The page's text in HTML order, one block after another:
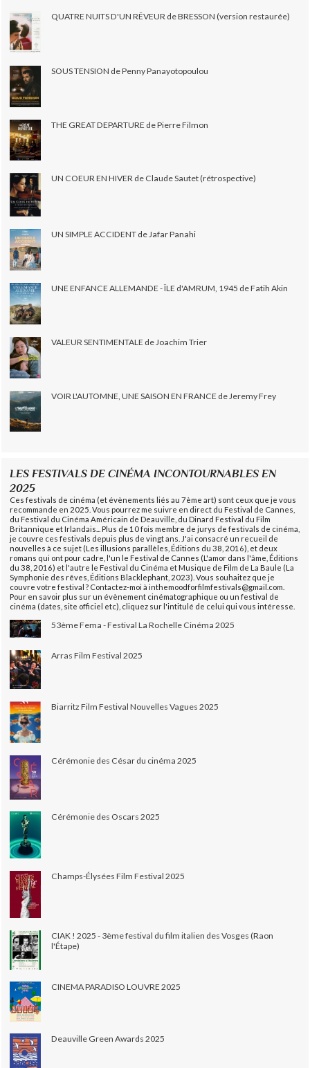
QUATRE NUITS D'UN RÊVEUR de BRESSON (version restaurée)
SOUS TENSION de Penny Panayotopoulou
THE GREAT DEPARTURE de Pierre Filmon
UN COEUR EN HIVER de Claude Sautet (rétrospective)
UN SIMPLE ACCIDENT de Jafar Panahi
UNE ENFANCE ALLEMANDE - ÎLE d'AMRUM, 1945 de Fatih Akin
VALEUR SENTIMENTALE de Joachim Trier
VOIR L'AUTOMNE, UNE SAISON EN FRANCE de Jeremy Frey
LES FESTIVALS DE CINÉMA INCONTOURNABLES EN
2025
Ces festivals de cinéma (et évènements liés au 7ème art) sont ceux que je vous
recommande en 2025. Vous pourrez me suivre en direct du Festival de Cannes,
du Festival du Cinéma Américain de Deauville, du Dinard Festival du Film
Britannique et Irlandais... Plus de 10 fois membre de jurys de festivals de cinéma,
je couvre ces festivals depuis plus de vingt ans. J'ai consacré un recueil de
nouvelles à ce sujet (Les illusions parallèles, Éditions du 38, 2016), et deux
romans qui ont pour cadre, l'un le Festival de Cannes (L'amor dans l'âme, Éditions
du 38, 2016) et l'autre le Festival du Cinéma et Musique de Film de La Baule (La
Symphonie des rêves, Éditions Blacklephant, 2023). Vous souhaitez que je
couvre votre festival ? Contactez-moi à inthemoodforfilmfestivals@gmail.com.
Pour en savoir plus sur un évènement cinématographique ou un festival de
cinéma (dates, site officiel etc), cliquez sur l'intitulé de celui qui vous intéresse.
53ème Fema - Festival La Rochelle Cinéma 2025
Arras Film Festival 2025
Biarritz Film Festival Nouvelles Vagues 2025
Cérémonie des César du cinéma 2025
Cérémonie des Oscars 2025
Champs-Élysées Film Festival 2025
CIAK ! 2025 - 3ème festival du film italien des Vosges (Raon
l'Étape)
CINEMA PARADISO LOUVRE 2025
Deauville Green Awards 2025